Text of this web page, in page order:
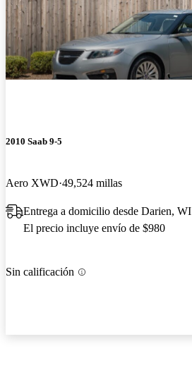
2010 Saab 9-5
Aero XWD 49,524 millas
Entrega a domicilio desde Darien, WI
El precio incluye envío de $980
Sin calificación